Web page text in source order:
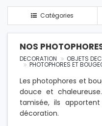
Catégories
NOS
DECORATION OBJETS
PHOTOPHORES ET
Les photophores et
douce et
tamisée, ils
décoration.